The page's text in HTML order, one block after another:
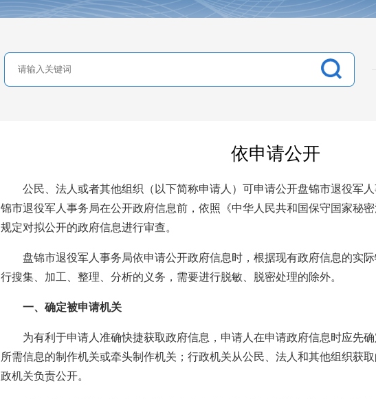
依申请公开
公民、法人或者其他组织（以下简称申请人）可申请公开盘锦市退役军
锦市退役军人事务局在公开政府信息前，依照《中华人民共和国保守国家秘
规定对拟公开的政府信息进行审查。
盘锦市退役军人事务局依申请公开政府信息时，根据现有政府信息的实
行搜集、加工、整理、分析的义务，需要进行脱敏、脱密处理的除外。
一、确定被申请机关
为有利于申请人准确快捷获取政府信息，申请人在申请政府信息时应先
所需信息的制作机关或牵头制作机关；行政机关从公民、法人和其他组织获
政机关负责公开。